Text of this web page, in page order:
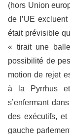
(hors Union
de l’UE
était prévisible
« tirait une
possibilité de
motion de rejet
à la Pyrrhus
s’enfermant
des exécutifs,
gauche